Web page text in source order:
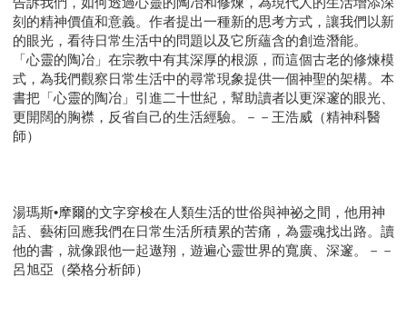
刻的精神價值和意義。作者提出一種新的思考方式，讓我們以新
的眼光，看待日常生活中的問題以及它所蘊含的創造潛能。
「心靈的陶冶」在宗教中有其深厚的根源，而這個古老的修煉模
式，為我們觀察日常生活中的尋常現象提供一個神聖的架構。本
書把「心靈的陶冶」引進二十世紀，幫助讀者以更深邃的眼光、
更開闊的胸襟，反省自己的生活經驗。－－王浩威（精神科醫
師）
湯瑪斯•摩爾的文字穿梭在人類生活的世俗與神祕之間，他用神
話、藝術回應我們在日常生活所積累的苦痛，為靈魂找出路。讀
他的書，就像跟他一起遨翔，遊遍心靈世界的寬廣、深邃。－－
呂旭亞（榮格分析師）